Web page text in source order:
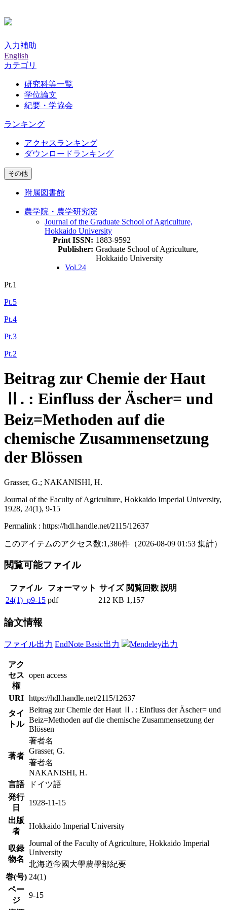
入力補助
English
カテゴリ
研究科等一覧
学位論文
紀要・学協会
ランキング
アクセスランキング
ダウンロードランキング
その他
附属図書館
農学院・農学研究院
Journal of the Graduate School of Agriculture,
Hokkaido University
Print ISSN: 1883-9592
Publisher: Graduate School of Agriculture,
Hokkaido University
Vol.24
Pt.1
Pt.5
Pt.4
Pt.3
Pt.2
Beitrag zur Chemie der Haut
Ⅱ. : Einfluss der Äscher= und
Beiz=Methoden auf die
chemische Zusammensetzung
der Blössen
Grasser, G.; NAKANISHI, H.
Journal of the Faculty of Agriculture, Hokkaido Imperial University,
1928, 24(1), 9-15
Permalink : https://hdl.handle.net/2115/12637
このアイテムのアクセス数:1,386件 （2026-08-09 01:53 集計）
閲覧可能ファイル
ファイル フォーマット サイズ 閲覧回数 説明
24(1)_p9-15 pdf 212 KB 1,157
論文情報
ファイル出力 EndNote Basic出力 Mendeley出力
アク
セス
権
open access
URI https://hdl.handle.net/2115/12637
タイ
トル
Beitrag zur Chemie der Haut Ⅱ. : Einfluss der Äscher= und
Beiz=Methoden auf die chemische Zusammensetzung der
Blössen
著者
著者名
Grasser, G.
著者名
NAKANISHI, H.
言語
ドイツ語
発行
日
1928-11-15
出版
者
Hokkaido Imperial University
収録
物名
Journal of the Faculty of Agriculture, Hokkaido Imperial
University
北海道帝國大學農學部紀要
巻(号) 24(1)
ペー
ジ
9-15